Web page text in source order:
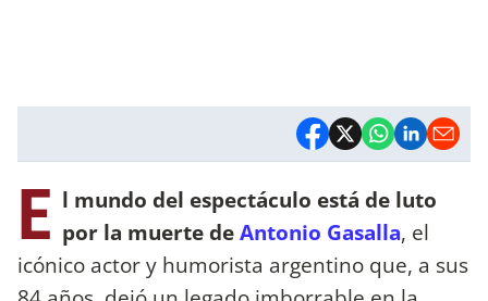
E l mundo del espectáculo está de luto
por la muerte deAntonio Gasalla, el
icónico actor y humorista argentino que, a sus